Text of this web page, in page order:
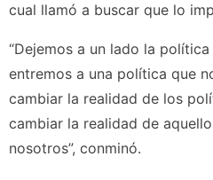
cual llamó a buscar que lo
“Dejemos a un lado la
entremos a una política que
cambiar la realidad de los
cambiar la realidad de
nosotros”, conminó.